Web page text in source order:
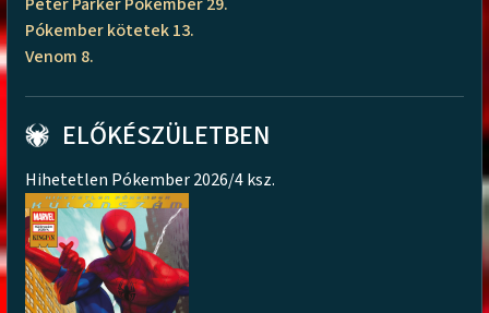
Pókember kötetek 13.
Venom 8.
ELŐKÉSZÜLETBEN
Hihetetlen Pókember 2026/4 ksz.